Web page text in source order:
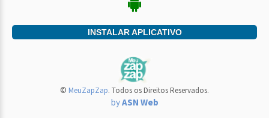
INSTALAR APLICATIVO
© MeuZapZap. Todos os Direitos Reservados.
byASN Web